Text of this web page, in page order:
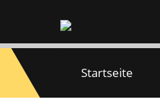
Startseite